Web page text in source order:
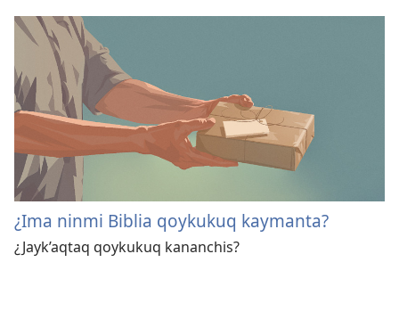
¿Ima ninmi Biblia qoykukuq kaymanta?
¿Jayk’aqtaq qoykukuq kananchis?